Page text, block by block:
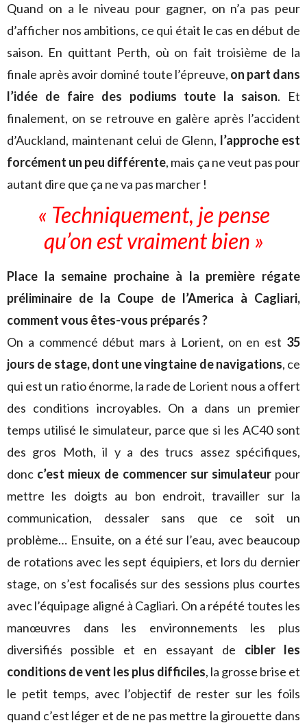
Quand on a le niveau pour gagner, on n’a pas peur
d’afficher nos ambitions, ce qui était le cas en début de
saison. En quittant Perth, où on fait troisième de la
finale après avoir dominé toute l’épreuve, on part dans
l’idée de faire des podiums toute la saison. Et
finalement, on se retrouve en galère après l’accident
d’Auckland, maintenant celui de Glenn, l’approche est
forcément un peu différente, mais ça ne veut pas pour
autant dire que ça ne va pas marcher !
« Techniquement, je pense
qu’on est vraiment bien »
Place la semaine prochaine à la première régate
préliminaire de la Coupe de l’America à Cagliari,
comment vous êtes-vous préparés ?
On a commencé début mars à Lorient, on en est 35
jours de stage, dont une vingtaine de navigations, ce
qui est un ratio énorme, la rade de Lorient nous a offert
des conditions incroyables. On a dans un premier
temps utilisé le simulateur, parce que si les AC40 sont
des gros Moth, il y a des trucs assez spécifiques,
donc c’est mieux de commencer sur simulateurpour
mettre les doigts au bon endroit, travailler sur la
communication, dessaler sans que ce soit un
problème… Ensuite, on a été sur l’eau, avec beaucoup
de rotations avec les sept équipiers, et lors du dernier
stage, on s’est focalisés sur des sessions plus courtes
avec l’équipage aligné à Cagliari. On a répété toutes les
manœuvres dans les environnements les plus
diversifiés possible et en essayant de cibler les
conditions de vent les plus difficiles, la grosse brise et
le petit temps, avec l’objectif de rester sur les foils
quand c’est léger et de ne pas mettre la girouette dans